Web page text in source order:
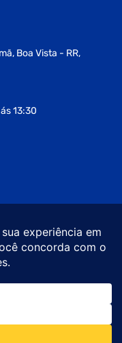
Boa Vista - RR,
13:30
Desenvolvimento e
Design sob diretrizes do
Governo de Roraima e